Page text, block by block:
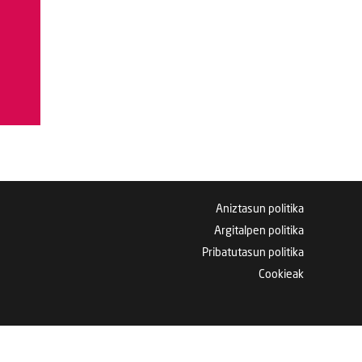
Aniztasun politika
Argitalpen politika
Pribatutasun politika
Cookieak